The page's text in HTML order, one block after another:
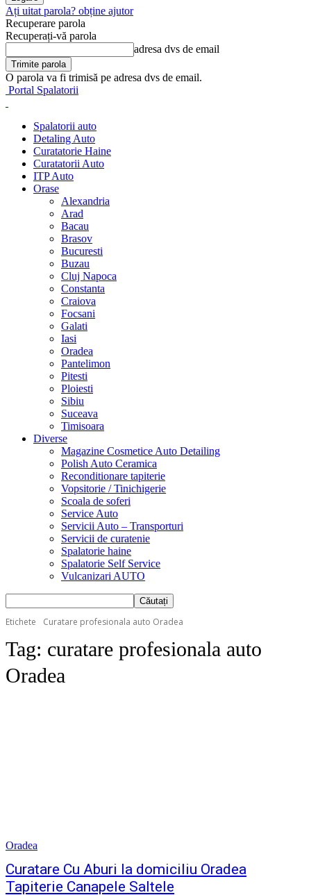
Ați uitat parola? obține ajutor
Recuperare parola
Recuperați-vă parola
adresa dvs de email
O parola va fi trimisă pe adresa dvs de email.
Portal Spalatorii
Spalatorii auto
Detaling Auto
Curatatorie Haine
Curatatorii Auto
ITP Auto
Orase
Alexandria
Arad
Bacau
Brasov
Bucuresti
Buzau
Cluj Napoca
Constanta
Craiova
Focsani
Galati
Iasi
Oradea
Pantelimon
Pitesti
Ploiesti
Sibiu
Suceava
Timisoara
Diverse
Magazine Cosmetice Auto Detailing
Polish Auto Ceramica
Reconditionare tapiterie
Vopsitorie / Tinichigerie
Scoala de soferi
Service Auto
Servicii Auto – Transporturi
Servicii de curatenie
Spalatorie haine
Spalatorie Self Service
Vulcanizari AUTO
Etichete Curatare profesionala auto Oradea
Tag: curatare profesionala auto
Oradea
Oradea
Curatare Cu Aburi la domiciliu Oradea
Tapiterie Canapele Saltele